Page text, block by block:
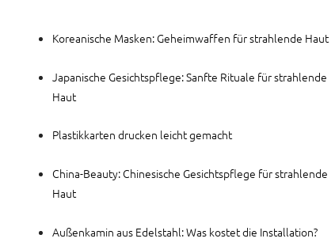
Koreanische Masken: Geheimwaffen für strahlende Haut
Japanische Gesichtspflege: Sanfte Rituale für strahlende
Haut
Plastikkarten drucken leicht gemacht
China-Beauty: Chinesische Gesichtspflege für strahlende
Haut
Außenkamin aus Edelstahl: Was kostet die Installation?